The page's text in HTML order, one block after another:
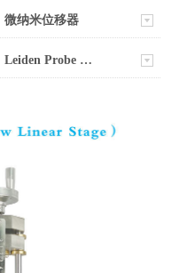
微纳米位移器
Leiden Probe Microscopy